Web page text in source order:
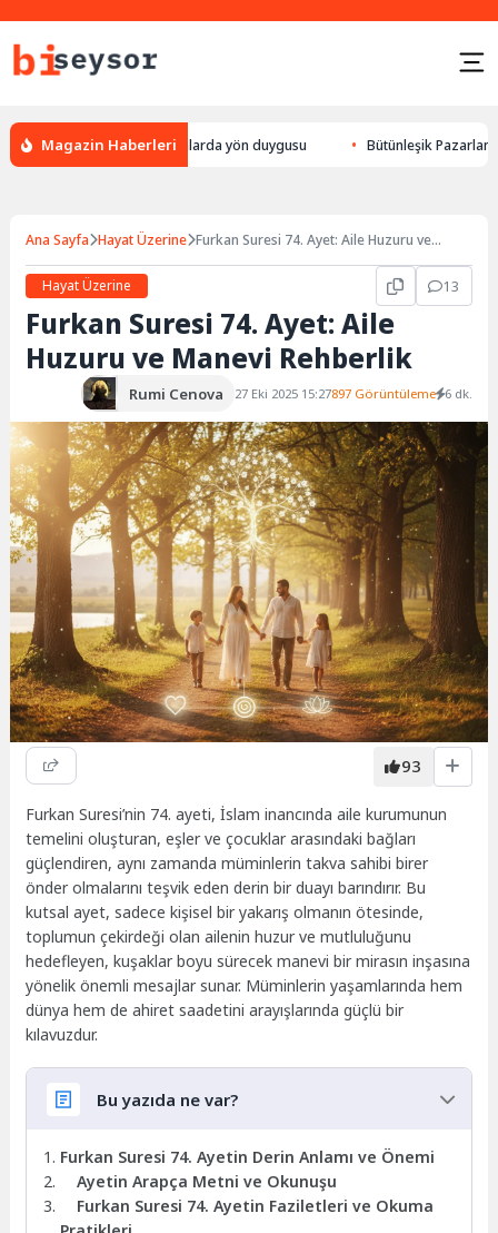
Magazin Haberleri
bulması, hayvanlarda yön duygusu Bütünleşik Pazarlama:
Ana Sayfa Hayat Üzerine Furkan Suresi 74. Ayet: Aile Huzuru ve
Hayat Üzerine
13
Furkan Suresi 74. Ayet: Aile
Huzuru ve Manevi Rehberlik
Rumi Cenova 27 Eki 2025 15:27897 Görüntüleme 6 dk.
93
Furkan Suresi’nin 74. ayeti, İslam inancında aile kurumunun
temelini oluşturan, eşler ve çocuklar arasındaki bağları
güçlendiren, aynı zamanda müminlerin takva sahibi birer
önder olmalarını teşvik eden derin bir duayı barındırır. Bu
kutsal ayet, sadece kişisel bir yakarış olmanın ötesinde,
toplumun çekirdeği olan ailenin huzur ve mutluluğunu
hedefleyen, kuşaklar boyu sürecek manevi bir mirasın inşasına
yönelik önemli mesajlar sunar. Müminlerin yaşamlarında hem
dünya hem de ahiret saadetini arayışlarında güçlü bir
kılavuzdur.
Bu yazıda ne var?
Furkan Suresi 74. Ayetin Derin Anlamı ve Önemi
Ayetin Arapça Metni ve Okunuşu
Furkan Suresi 74. Ayetin Faziletleri ve Okuma